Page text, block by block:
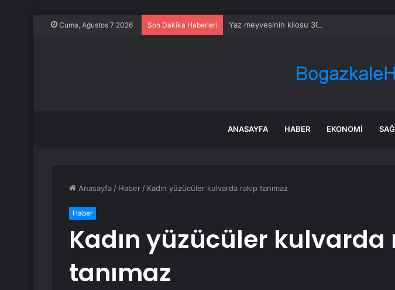
Cuma, Ağustos 7 2026 Son Dakika Haberleri Yaz meyvesinin kilosu 300 liraya fırladı,
ANASAYFA HABER EKONOMI
Anasayfa / Haber / Kadın yüzücüler kulvarda rakip tanımaz
Haber
Kadın yüzücüler kulvarda
tanımaz